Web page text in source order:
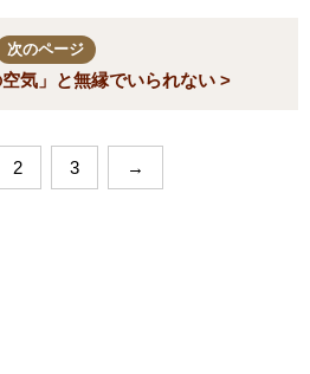
次のページ
気」と無縁でいられない >
2 3 →